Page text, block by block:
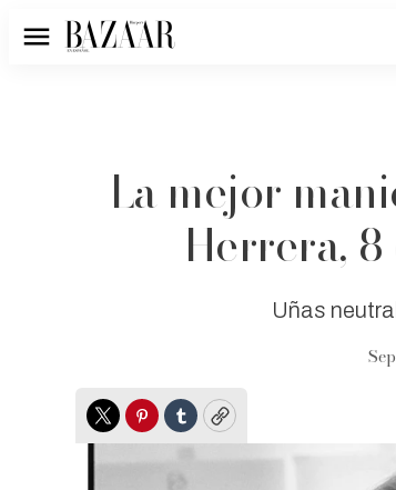
Menú
La mejor
Herrera,
Uñas
TwitterPinterest
TumblrCopy